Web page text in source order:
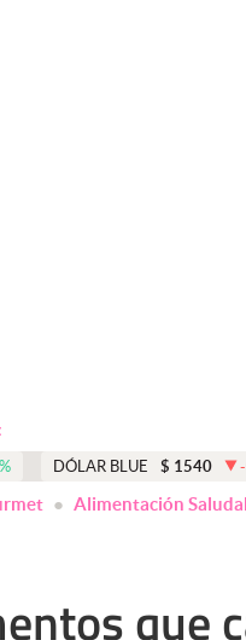
% DÓLAR BLUE $ 1540
Alimentación
que